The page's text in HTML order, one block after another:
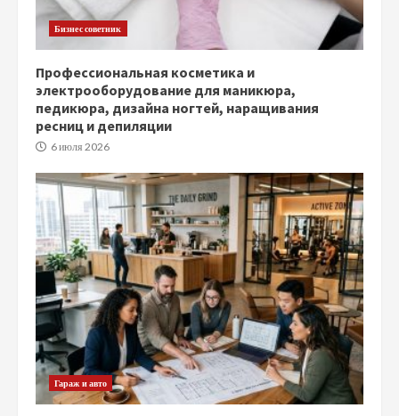
Бизнес советник
Профессиональная косметика и
электрооборудование для маникюра,
педикюра, дизайна ногтей, наращивания
ресниц и депиляции
6 июля 2026
Гараж и авто